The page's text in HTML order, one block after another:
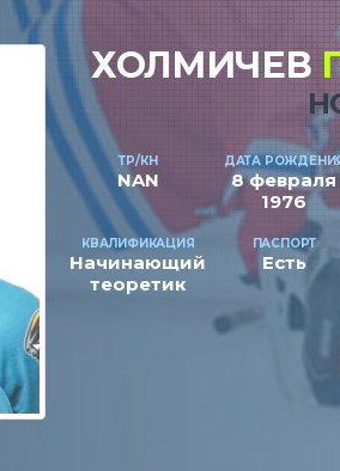
ХОЛМИЧЕВ
ТР/КН
NAN
ДАТА
8 февраля
1976
КВАЛИФИКАЦИЯ
Начинающий
теоретик
ПАСПОРТ
Есть